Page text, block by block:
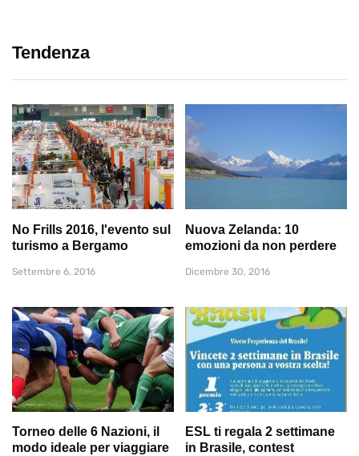
Tendenza
No Frills 2016, l'evento sul
turismo a Bergamo
Settembre 6, 2016
Nuova Zelanda: 10
emozioni da non perdere
Dicembre 30, 2016
Torneo delle 6 Nazioni, il
modo ideale per viaggiare
ESL ti regala 2 settimane
in Brasile, contest